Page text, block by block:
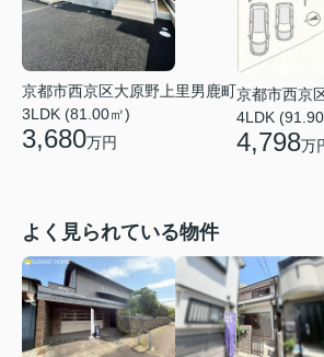
京都市西京区大原野上里男鹿町
3LDK (81.00㎡)
3,680万円
京都市西京
4LDK
4,798万
よく見られている物件